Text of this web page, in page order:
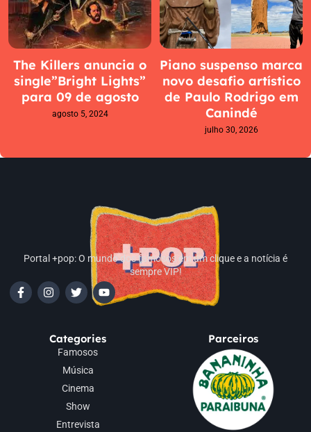
The Killers anuncia o
single”Bright Lights”
para 09 de agosto
agosto 5, 2024
Piano suspenso marca
novo desafio artístico
de Paulo Rodrigo em
Canindé
julho 30, 2026
Portal +pop: O mundo dos famosos em um clique e a notícia é
sempre VIP!
Categories
Famosos
Música
Cinema
Show
Entrevista
Parceiros